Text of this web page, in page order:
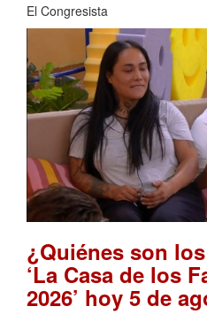
El Congresista
¿Quiénes son
‘La Casa de los
2026’ hoy 5 de